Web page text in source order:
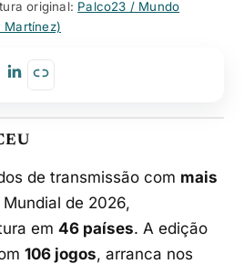
original: Palco23 / Mundo
Martínez)
de transmissão com mais
Mundial de 2026,
em46 países. A edição
106 jogos, arranca nos